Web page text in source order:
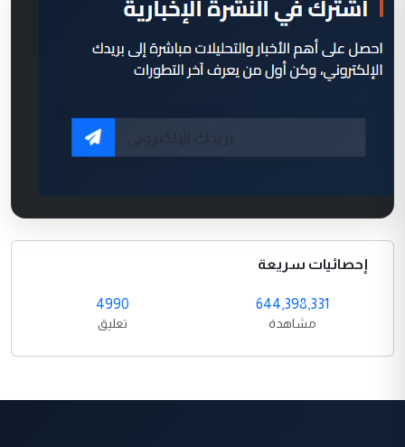
إحصائيات سريعة
644,398,331
مشاهدة
4990
تعليق